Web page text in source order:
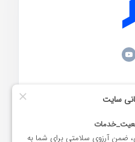
مقاله‌های مفید
بلاک چین چیست